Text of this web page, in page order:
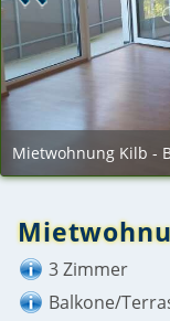
Mietwohnung Kilb -
3 Zimmer
Balkone/